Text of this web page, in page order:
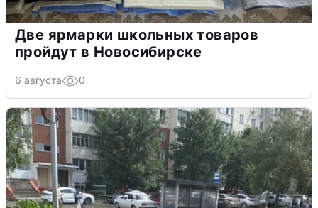
Две ярмарки школьных товаров
пройдут в Новосибирске
6 августа 0